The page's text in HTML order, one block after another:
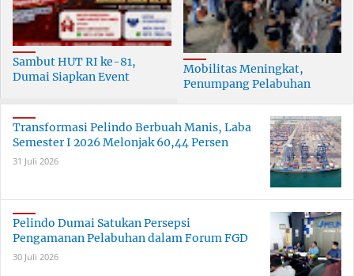
Sambut HUT RI ke-81,
Dumai Siapkan Event
Mobilitas Meningkat,
Penumpang Pelabuhan
Transformasi Pelindo Berbuah Manis, Laba
Semester I 2026 Melonjak 60,44 Persen
31 Juli 2026
Pelindo Dumai Satukan Persepsi
Pengamanan Pelabuhan dalam Forum FGD
30 Juli 2026